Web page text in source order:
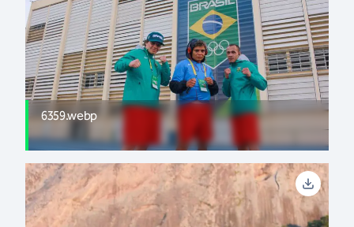
6359.webp